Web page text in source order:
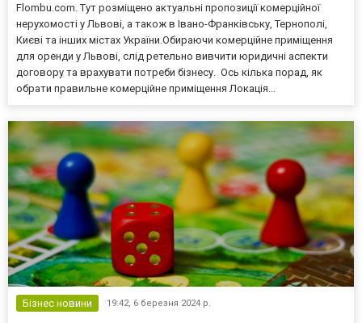
Flombu.com. Тут розміщено актуальні пропозиції комерційної
нерухомості у Львові, а також в Івано-Франківську, Тернополі,
Києві та інших містах України.Обираючи комерційне приміщення
для оренди у Львові, слід ретельно вивчити юридичні аспекти
договору та врахувати потреби бізнесу. Ось кілька порад, як
обрати правильне комерційне приміщення Локація...
Бізнес новини 19:42, 6 березня 2024 р.